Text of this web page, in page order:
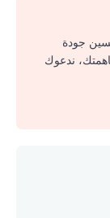
جودة
ندعوك